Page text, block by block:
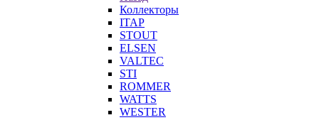
Коллекторы
ITAP
STOUT
ELSEN
VALTEC
STI
ROMMER
WATTS
WESTER